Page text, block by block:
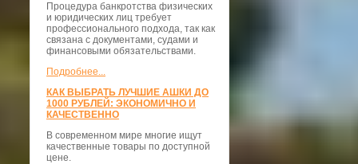
Процедура банкротства физических
и юридических лиц требует
профессионального подхода, так как
связана с документами, судами и
финансовыми обязательствами.
Подробнее...
КАК ВЫБРАТЬ ЛУЧШИЕ АШКИ ДО
1000 РУБЛЕЙ: ЭКОНОМИЧНО И
КАЧЕСТВЕННО
В современном мире многие ищут
качественные товары по доступной
цене.